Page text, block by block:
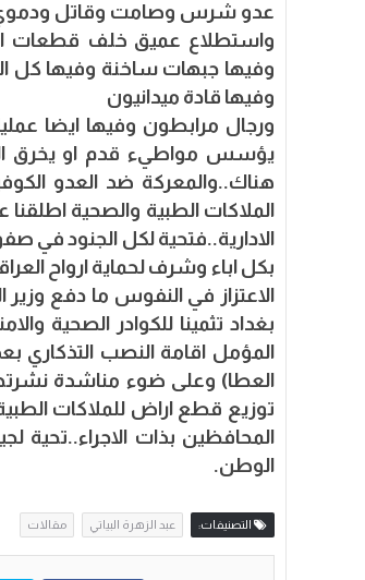
عدو شرس وصامت وقاتل ودموي
واستطلاع عميق خلف قطعات
وفيها جبهات ساخنة وفيها كل
وفيها قادة ميدانيون
ورجال مرابطون وفيها ايضا
يؤسس مواطيء قدم او يخرق
هناك..والمعركة ضد العدو
الملاكات الطبية والصحية
الادارية..فتحية لكل الجنود في
بكل اباء وشرف لحماية ارواح
الاعتزاز في النفوس ما دفع وزير
بغداد تثمينا للكوادر الصحية
المؤمل اقامة النصب التذكاري
العطا) وعلى ضوء مناشدة نشرتها
توزيع قطع اراض للملاكات
المحافظين بذات الاجراء..تحية
الوطن.
التصنيفات: عبد الزهرة البياتي مقالات